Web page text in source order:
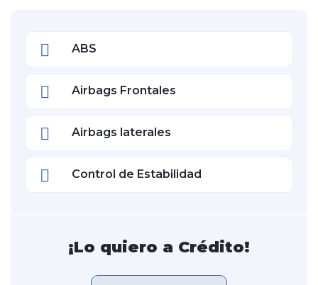
ABS
Airbags Frontales
Airbags laterales
Control de Estabilidad
¡Lo quiero a Crédito!